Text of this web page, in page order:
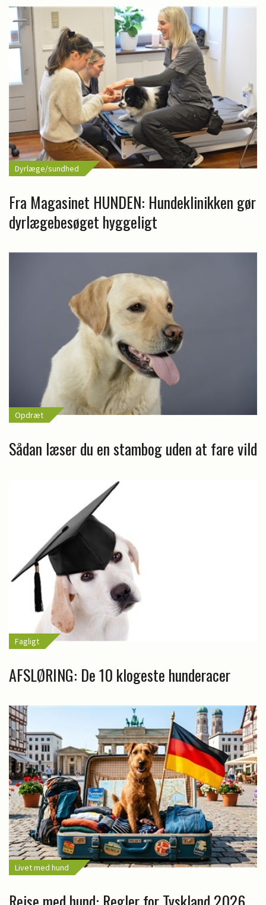
Dyrlæge/sundhed
Fra Magasinet HUNDEN: Hundeklinikken gør
dyrlægebesøget hyggeligt
Opdræt
Sådan læser du en stambog uden at fare vild
Fagligt
AFSLØRING: De 10 klogeste hunderacer
Livet med hund